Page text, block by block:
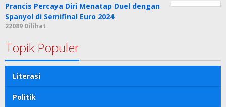
Prancis Percaya Diri Menatap Duel dengan
Spanyol di Semifinal Euro 2024
22089 Dilihat
Topik Populer
Literasi
Politik